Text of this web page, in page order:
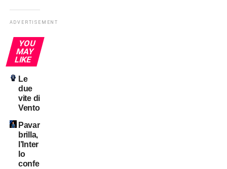
ADVERTISEMENT
YOU
MAY
LIKE
Le
due
vite di
Ventola
Pavard
brilla,
l’Inter
lo
conferma?